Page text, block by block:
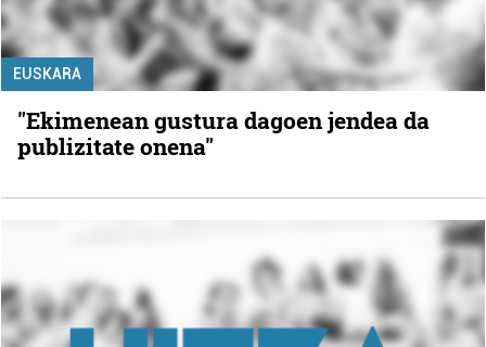
EUSKARA
"Ekimenean gustura dagoen jendea da
publizitate onena"